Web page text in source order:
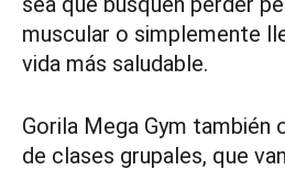
muscular o simplemente
vida más saludable.
Gorila Mega Gym también
de clases grupales, que